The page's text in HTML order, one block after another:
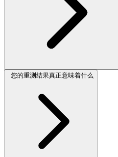
您的重测结果真正意味着什么